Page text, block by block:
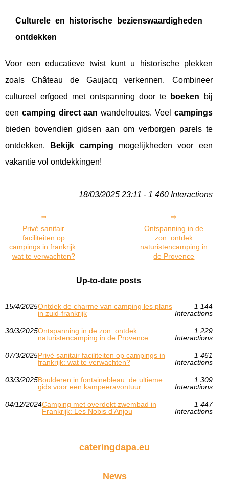
Culturele en historische bezienswaardigheden
ontdekken
Voor een educatieve twist kunt u historische plekken
zoals Château de Gaujacq verkennen. Combineer
cultureel erfgoed met ontspanning door te
boeken bij
een camping direct aan wandelroutes. Veel campings
bieden bovendien gidsen aan om verborgen parels te
ontdekken.
Bekijk camping mogelijkheden voor een
vakantie vol ontdekkingen!
18/03/2025 23:11 - 1 460 Interactions
Privé sanitair
faciliteiten op
campings in frankrijk:
wat te verwachten?
Ontspanning in de
zon: ontdek
naturistencamping in
de Provence
Up-to-date posts
15/4/2025Ontdek de charme van camping les plans
in zuid-frankrijk
1 144
Interactions
30/3/2025Ontspanning in de zon: ontdek
naturistencamping in de Provence
1 229
Interactions
07/3/2025Privé sanitair faciliteiten op campings in
frankrijk: wat te verwachten?
1 461
Interactions
03/3/2025Boulderen in fontainebleau: de ultieme
gids voor een kampeeravontuur
1 309
Interactions
04/12/2024Camping met overdekt zwembad in
Frankrijk: Les Nobis d’Anjou
1 447
Interactions
cateringdapa.eu
News